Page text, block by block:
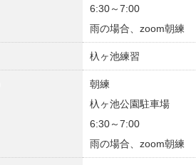
6:30～7:00
雨の場合、zoom朝練
杁ヶ池練習
朝練
杁ヶ池公園駐車場
6:30～7:00
雨の場合、zoom朝練